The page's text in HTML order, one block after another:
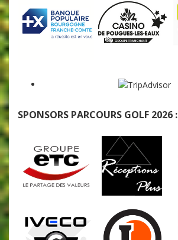
SPONSORS PARCOURS GOLF 2026 :